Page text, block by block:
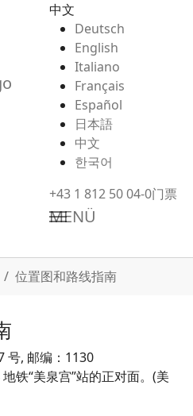
中文
Deutsch
English
Italiano
Français
Español
日本語
中文
한국어
+43 1 812 50 04-0门票
MENÜ
位置图和路线指南
号, 邮编：1130
铁“美泉宫”站的正对面。(美